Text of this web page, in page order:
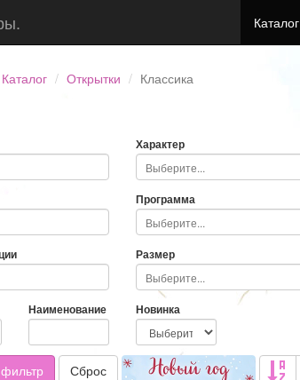
Каталог
Каталог Открытки Классика
Характер
Программа
Размер
Наименование Новинка
Сброс